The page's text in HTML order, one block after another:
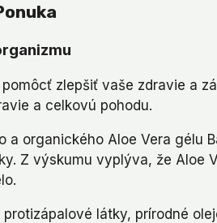
zlepšiť vaše zdravie a
a celkovú pohodu.
organického Aloe Vera gélu
Z výskumu vyplýva, že Aloe
látky, prírodné